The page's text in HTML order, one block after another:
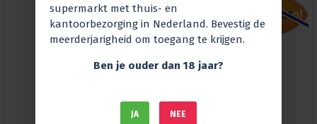
supermarkt met thuis- en
kantoorbezorging in Nederland. Bevestig de
meerderjarigheid om toegang te krijgen.
Ben je ouder dan 18 jaar?
JA NEE